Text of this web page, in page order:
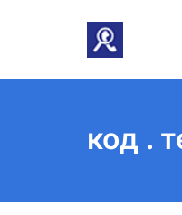
код .